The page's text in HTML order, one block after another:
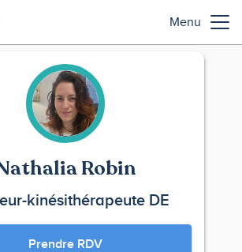
Menu
Robin
kinésithérapeute DE
Prendre RDV